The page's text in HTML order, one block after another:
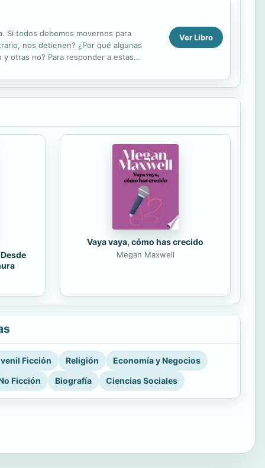
Si todos debemos movernos para
nos detienen? ¿Por qué algunas
otras no? Para responder a estas
Ver Libro
Vaya vaya, cómo has crecido
Megan Maxwell
Ficción Religión
Economía y Negocios
Ficción
Biografía Ciencias Sociales